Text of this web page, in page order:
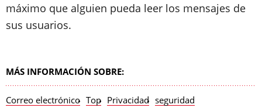
máximo que alguien pueda leer los mensajes de
sus usuarios.
MÁS INFORMACIÓN SOBRE:
Correo electrónico Top Privacidad seguridad